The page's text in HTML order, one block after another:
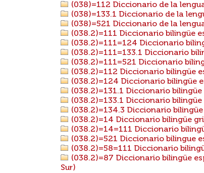
(038)=112 Diccionario de la
(038)=133.1 Diccionario de la
(038)=521 Diccionario de la
(038.2)=111 Diccionario bilingüe
(038.2)=111=124 Diccionario
(038.2)=111=133.1 Diccionario
(038.2)=111=521 Diccionario
(038.2)=112 Diccionario bilingüe
(038.2)=124 Diccionario bilingüe
(038.2)=131.1 Diccionario
(038.2)=133.1 Diccionario
(038.2)=134.3 Diccionario
(038.2)=14 Diccionario bilingüe
(038.2)=14=111 Diccionario
(038.2)=521 Diccionario bilingue
(038.2)=58=111 Diccionario
(038.2)=87 Diccionario bilingüe
Sur)